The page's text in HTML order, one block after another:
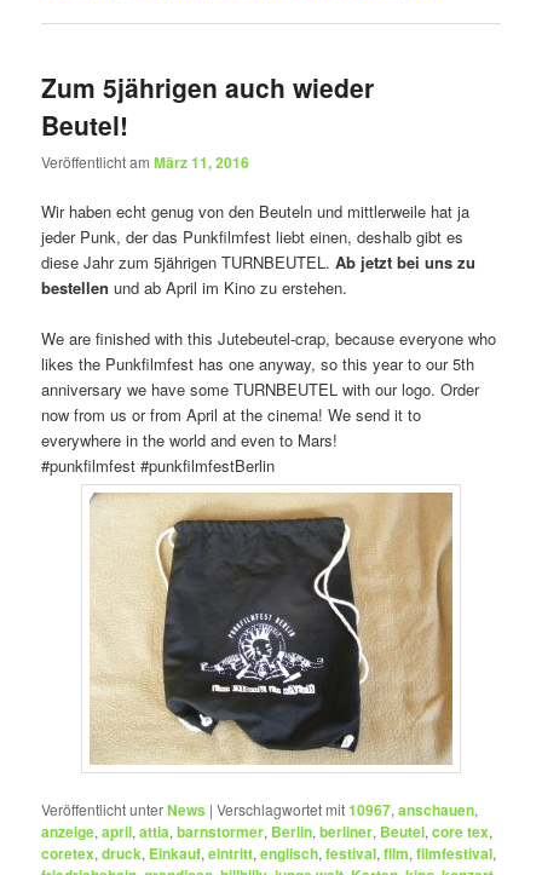
Zum 5jährigen auch wieder
Beutel!
Veröffentlicht amMärz 11, 2016
Wir haben echt genug von den Beuteln und mittlerweile hat ja
jeder Punk, der das Punkfilmfest liebt einen, deshalb gibt es
diese Jahr zum 5jährigen TURNBEUTEL.Ab jetzt bei uns zu
bestellen und ab April im Kino zu erstehen.
We are finished with this Jutebeutel-crap, because everyone who
likes the Punkfilmfest has one anyway, so this year to our 5th
anniversary we have some TURNBEUTEL with our logo. Order
now from us or from April at the cinema! We send it to
everywhere in the world and even to Mars!
‪#‎punkfilmfest‬ ‪#‎punkfilmfestBerlin‬
Veröffentlicht unterNews |Verschlagwortet mit10967,anschauen,
anzeige,april,attia,barnstormer, Berlin,berliner, Beutel,core tex,
coretex,druck, Einkauf,eintritt,englisch,festival,film,filmfestival,